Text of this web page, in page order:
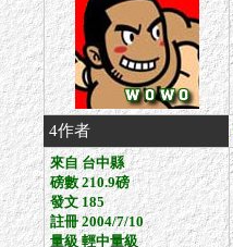
4作者
來自 台中縣
磅數 210.9磅
發文 185
註冊 2004/7/10
量級 輕中量級